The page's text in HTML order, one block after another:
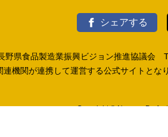
シェアする
野県食品製造業振興ビジョン推進協議
連機関が連携して運営する公式サイトとな
Copyright © Nagano